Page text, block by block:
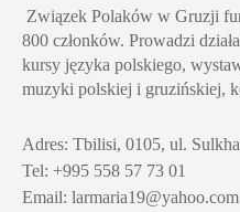
Związek Polaków w Gruzji
800 członków. Prowadzi
kursy języka polskiego,
muzyki polskiej i gruzińskiej,
Adres: Tbilisi, 0105, ul.
Tel: +995 558 57 73 01
Email: larmaria19@yahoo.com